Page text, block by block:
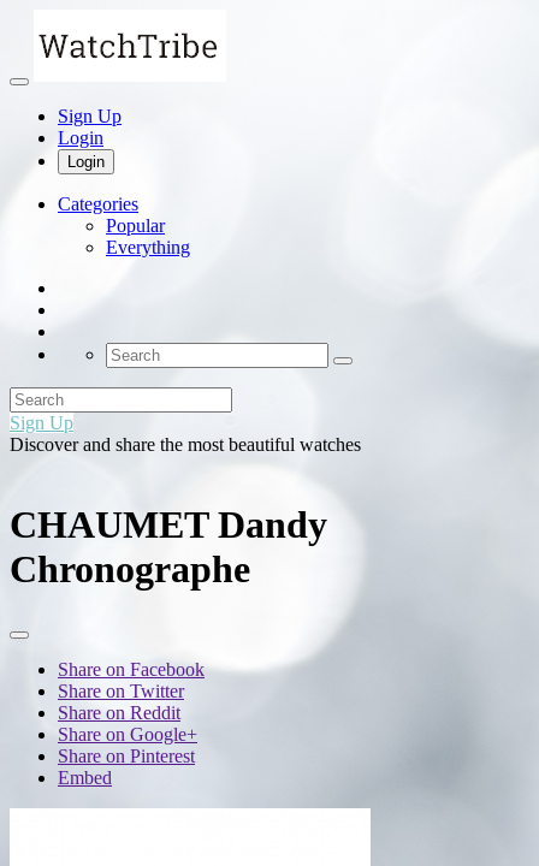
Sign Up
Login
Login
Categories
Popular
Everything
Sign Up
Discover and share the most beautiful watches
CHAUMET Dandy
Chronographe
Share on Facebook
Share on Twitter
Share on Reddit
Share on Google+
Share on Pinterest
Embed